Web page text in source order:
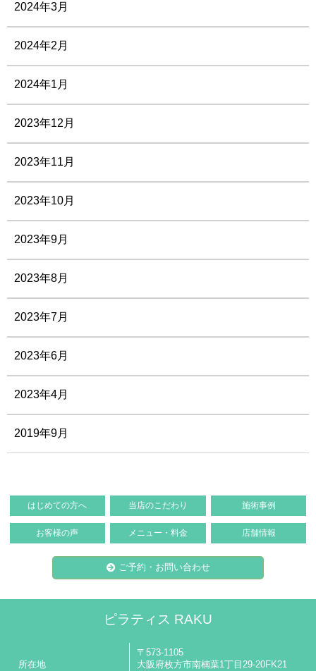
2024年3月
2024年2月
2024年1月
2023年12月
2023年11月
2023年10月
2023年9月
2023年8月
2023年7月
2023年6月
2023年4月
2019年9月
はじめての方へ 当店のこだわり 施術事例
お客様の声 メニュー・料金 店舗情報
ご予約・お問い合わせ
ピラティス RAKU
所在地
〒573-1105
大阪府枚方市南楠葉1丁目29-20FK21